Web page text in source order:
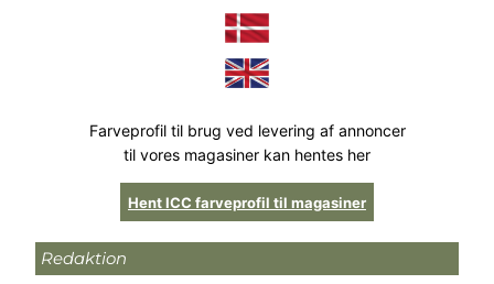
Farveprofil til brug ved levering af annoncer
til vores magasiner kan hentes her
Hent ICC farveprofil til magasiner
Redaktion